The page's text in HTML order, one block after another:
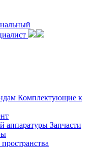
Комплектующие к
Запчасти